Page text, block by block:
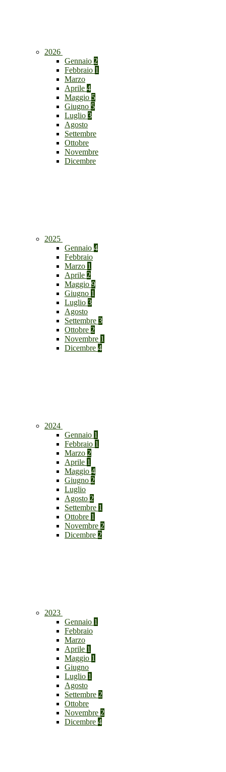
2026
Gennaio 2
Febbraio 1
Marzo
Aprile 4
Maggio 5
Giugno 5
Luglio 3
Agosto
Settembre
Ottobre
Novembre
Dicembre
2025
Gennaio 4
Febbraio
Marzo 1
Aprile 2
Maggio 9
Giugno 1
Luglio 3
Agosto
Settembre 3
Ottobre 2
Novembre 1
Dicembre 4
2024
Gennaio 1
Febbraio 1
Marzo 2
Aprile 1
Maggio 4
Giugno 2
Luglio
Agosto 2
Settembre 1
Ottobre 1
Novembre 2
Dicembre 2
2023
Gennaio 1
Febbraio
Marzo
Aprile 1
Maggio 1
Giugno
Luglio 1
Agosto
Settembre 2
Ottobre
Novembre 2
Dicembre 4